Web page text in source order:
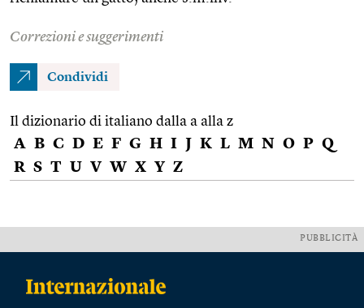
Correzioni e suggerimenti
Condividi
Il dizionario di italiano dalla a alla z
A B C D E F G H I J K L M N O P Q
R S T U V W X Y Z
PUBBLICITÀ